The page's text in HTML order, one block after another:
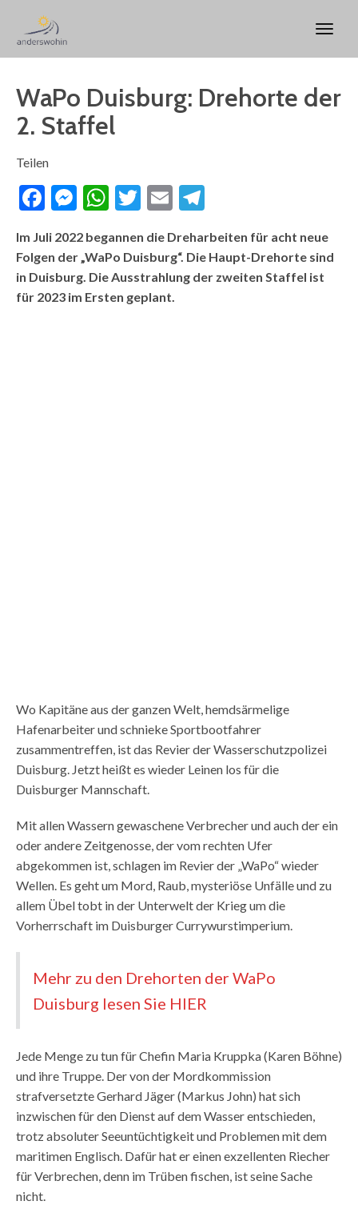
WaPo Duisburg: Drehorte der
2. Staffel
Teilen
Facebook
Messenger
WhatsApp
Twitter
Email
Im Juli 2022 begannen die Dreharbeiten für acht neue
Folgen der „WaPo Duisburg“. Die Haupt-Drehorte sind
in Duisburg. Die Ausstrahlung der zweiten Staffel ist
für 2023 im Ersten geplant.
Wo Kapitäne aus der ganzen Welt, hemdsärmelige
Hafenarbeiter und schnieke Sportbootfahrer
zusammentreffen, ist das Revier der Wasserschutzpolizei
Duisburg. Jetzt heißt es wieder Leinen los für die
Duisburger Mannschaft.
Mit allen Wassern gewaschene Verbrecher und auch der ein
oder andere Zeitgenosse, der vom rechten Ufer
abgekommen ist, schlagen im Revier der „WaPo“ wieder
Wellen. Es geht um Mord, Raub, mysteriöse Unfälle und zu
allem Übel tobt in der Unterwelt der Krieg um die
Vorherrschaft im Duisburger Currywurstimperium.
Mehr zu den Drehorten der WaPo
Duisburg lesen Sie HIER
Jede Menge zu tun für Chefin Maria Kruppka (Karen Böhne)
und ihre Truppe. Der von der Mordkommission
strafversetzte Gerhard Jäger (Markus John) hat sich
inzwischen für den Dienst auf dem Wasser entschieden,
trotz absoluter Seeuntüchtigkeit und Problemen mit dem
maritimen Englisch. Dafür hat er einen exzellenten Riecher
für Verbrechen, denn im Trüben fischen, ist seine Sache
nicht.